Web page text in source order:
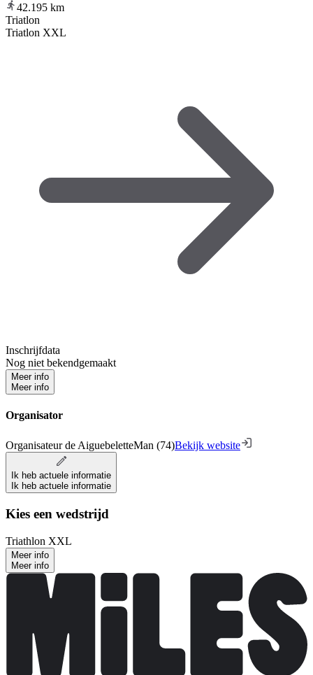
42.195 km
Triatlon
Triatlon XXL
Inschrijfdata
Nog niet bekendgemaakt
Meer info
Meer info
Organisator
Organisateur de AiguebeletteMan (74)Bekijk website
Ik heb actuele informatie
Ik heb actuele informatie
Kies een wedstrijd
Triathlon XXL
Meer info
Meer info